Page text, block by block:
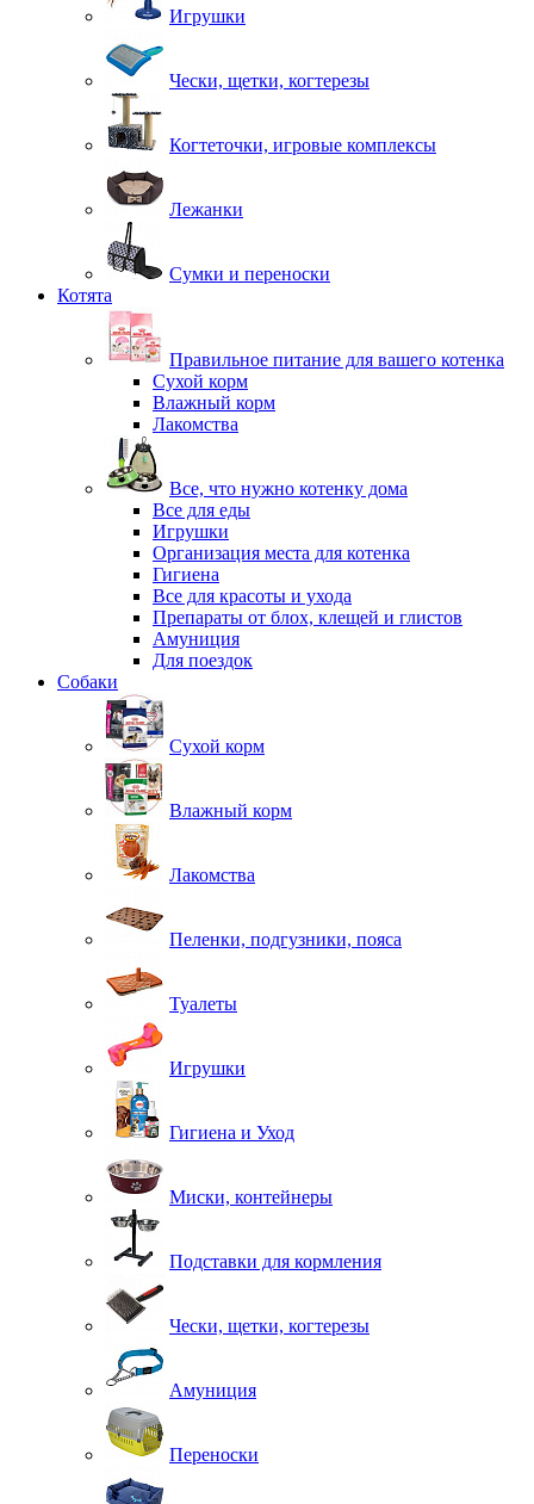
Игрушки
Чески, щетки, когтерезы
Когтеточки, игровые комплексы
Лежанки
Сумки и переноски
Котята
Правильное питание для вашего котенка
Сухой корм
Влажный корм
Лакомства
Все, что нужно котенку дома
Все для еды
Игрушки
Организация места для котенка
Гигиена
Все для красоты и ухода
Препараты от блох, клещей и глистов
Амуниция
Для поездок
Собаки
Сухой корм
Влажный корм
Лакомства
Пеленки, подгузники, пояса
Туалеты
Игрушки
Гигиена и Уход
Миски, контейнеры
Подставки для кормления
Чески, щетки, когтерезы
Амуниция
Переноски